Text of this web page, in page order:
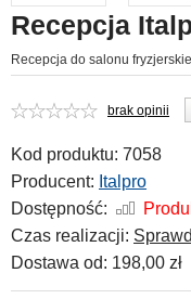
Recepcja
Recepcja do salonu
brak opinii
Kod produktu: 7058
Producent: Italpro
Dostępność:
Czas realizacji:
Dostawa od: 198,00 zł